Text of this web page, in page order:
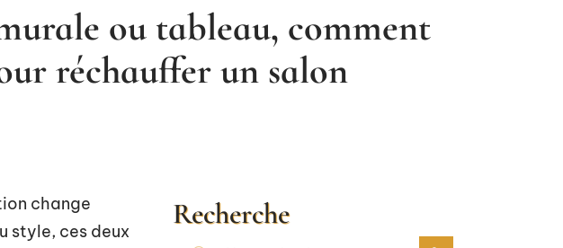
ou tableau, comment
réchauffer un salon
change
style, ces deux
Recherche